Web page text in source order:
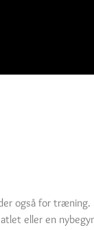
også for
eller en